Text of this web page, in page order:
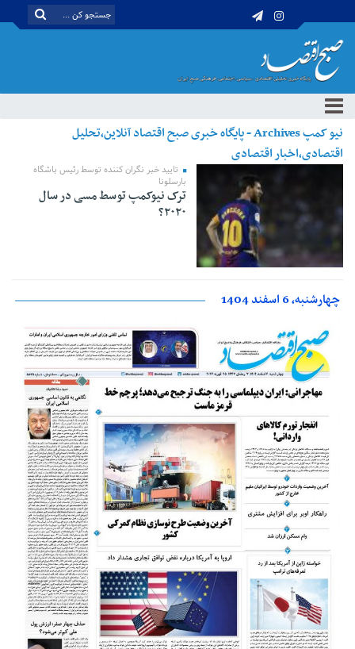
نیو کمپ Archives - پایگاه خبری صبح اقتصاد آنلاین،تحلیل
اقتصادی،اخبار اقتصادی
تایید خبر نگران کننده توسط رئیس باشگاه
بارسلونا
ترک نیوکمپ توسط مسی در سال
۲۰۲۰؟
چهارشنبه، 6 اسفند 1404